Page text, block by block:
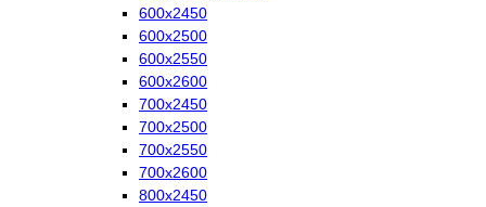
600х2450
600х2500
600х2550
600х2600
700х2450
700х2500
700х2550
700х2600
800х2450